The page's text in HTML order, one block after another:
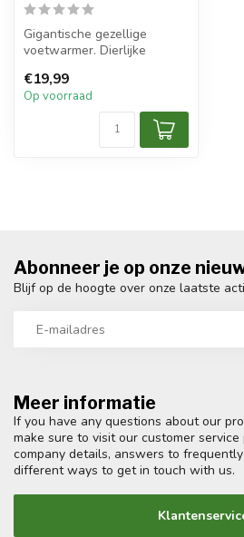
Gigantische gezellige
voetwarmer. Dierlijke
Kinderen zi...
€19,99
Op voorraad
Meer informatie
If you have any questions about our
make sure to visit our customer
company details, answers to
different ways to get in touch with us.
Abonneer je op onze
Blijf op de hoogte over onze laatste